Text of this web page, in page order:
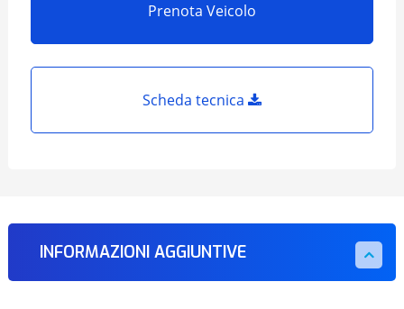
Prenota Veicolo
Scheda tecnica
INFORMAZIONI AGGIUNTIVE